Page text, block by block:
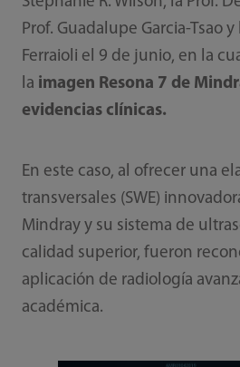
Prof. Guadalupe Garcia-Tsao y
Ferraioli el 9 de junio, en la
la imagen Resona 7 de
evidencias clínicas.
En este caso, al ofrecer una
transversales (SWE)
Mindray y su sistema de
calidad superior, fueron
aplicación de radiología
académica.